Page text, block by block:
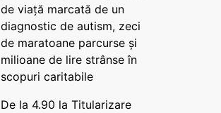
de viață marcată de un
diagnostic de autism, zeci
de maratoane parcurse și
milioane de lire strânse în
scopuri caritabile
De la 4.90 la Titularizare